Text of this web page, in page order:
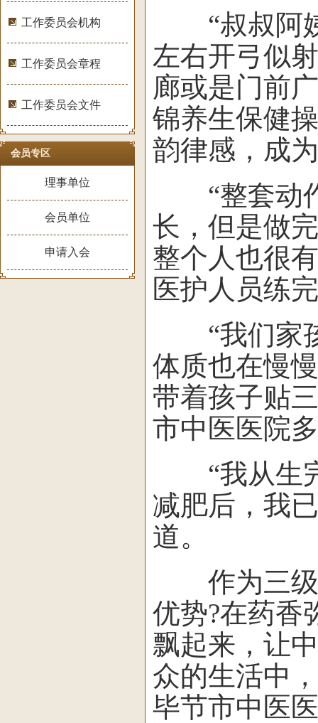
工作委员会机构
工作委员会章程
工作委员会文件
会员专区
理事单位
会员单位
申请入会
“叔叔阿姨
左右开弓似
廊或是门前
锦养生保健
韵律感，成
“整套动作
长，但是做
整个人也很
医护人员练
“我们家孩
体质也在慢
带着孩子贴
市中医医院
“我从生完
减肥后，我
道。
作为三级
优势?在药香
飘起来，让
众的生活中
毕节市中医